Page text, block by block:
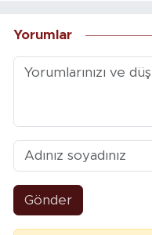
Yorumlar
Gönder